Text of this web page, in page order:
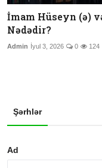
İmam Hüseyn (ə)
Nədədir?
Admin İyul 3, 2026 0 124
Şərhlər
Ad